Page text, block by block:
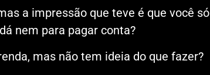
a impressão que teve é que você só
nem para pagar conta?
mas não tem ideia do que fazer?